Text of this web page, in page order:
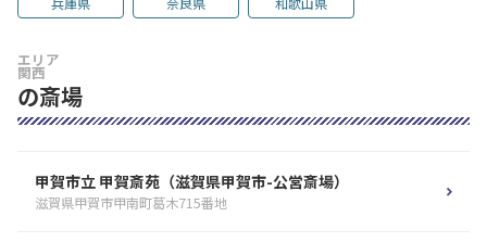
エリア
関西
の斎場
甲賀市立 甲賀斎苑（滋賀県甲賀市-公営斎場）
滋賀県甲賀市甲南町葛木715番地